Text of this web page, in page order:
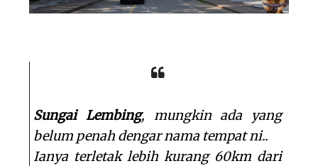
Sungai Lembing, mungkin ada yang
belum penah dengar nama tempat ni..
Ianya terletak lebih kurang 60km dari